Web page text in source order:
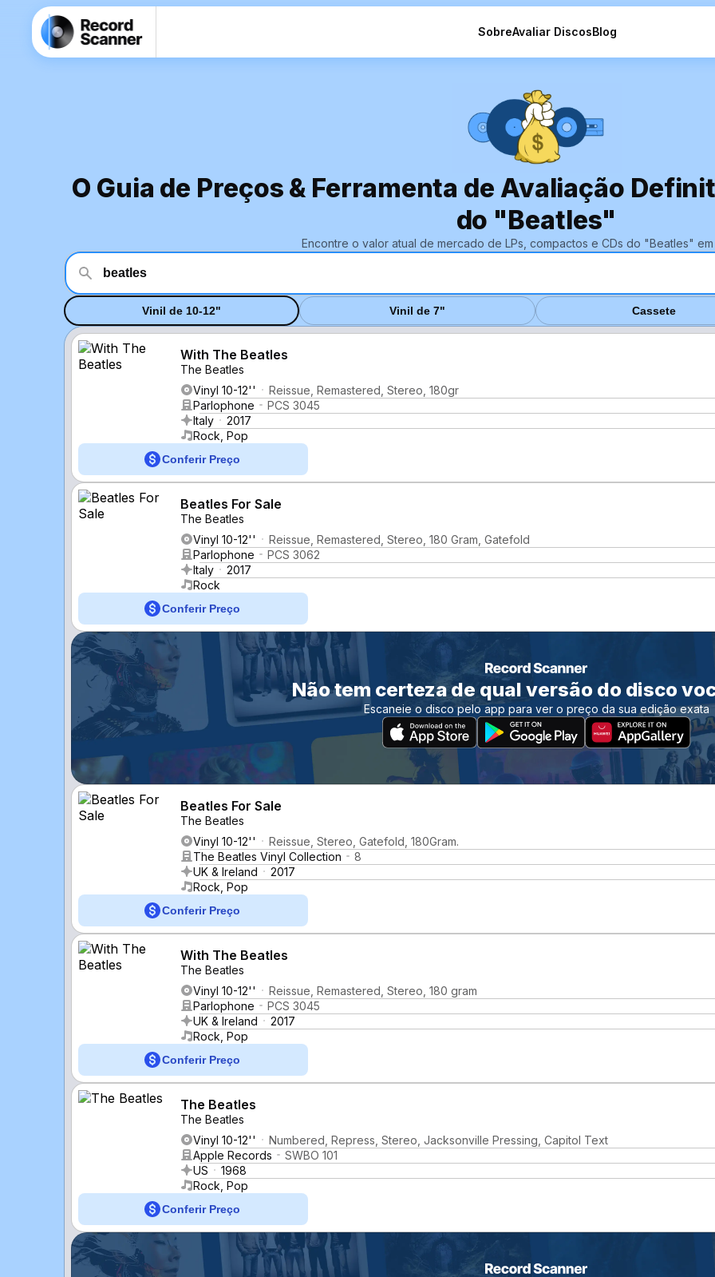
SobreAvaliar DiscosBlog
O Guia de Preços & Ferramenta de Avaliação
do "Beatles"
Encontre o valor atual de mercado de LPs, compactos e CDs do "Beatles"
Vinil de 10-12" Vinil de 7" Cassete
With The Beatles
The Beatles
Vinyl 10-12''
Reissue, Remastered, Stereo, 180gr
Parlophone
PCS 3045
Italy
2017
Rock, Pop
Conferir Preço
Beatles For Sale
The Beatles
Vinyl 10-12''
Reissue, Remastered, Stereo, 180 Gram, Gatefold
Parlophone
PCS 3062
Italy
2017
Rock
Conferir Preço
Não tem certeza de qual versão do disco
Escaneie o disco pelo app para ver o preço da sua edição exata
Beatles For Sale
The Beatles
Vinyl 10-12''
Reissue, Stereo, Gatefold, 180Gram.
The Beatles Vinyl Collection
8
UK & Ireland
2017
Rock, Pop
Conferir Preço
With The Beatles
The Beatles
Vinyl 10-12''
Reissue, Remastered, Stereo, 180 gram
Parlophone
PCS 3045
UK & Ireland
2017
Rock, Pop
Conferir Preço
The Beatles
The Beatles
Vinyl 10-12''
Numbered, Repress, Stereo, Jacksonville Pressing, Capitol Text
Apple Records
SWBO 101
US
1968
Rock, Pop
Conferir Preço